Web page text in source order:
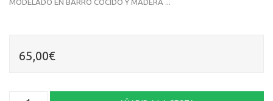
MODELADO EN BARRO COCIDO Y MADERA ...
65,00€